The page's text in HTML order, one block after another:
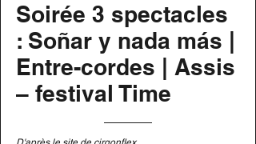
Soirée 3 spectacles
: Soñar y nada más |
Entre-cordes | Assis
– festival Time